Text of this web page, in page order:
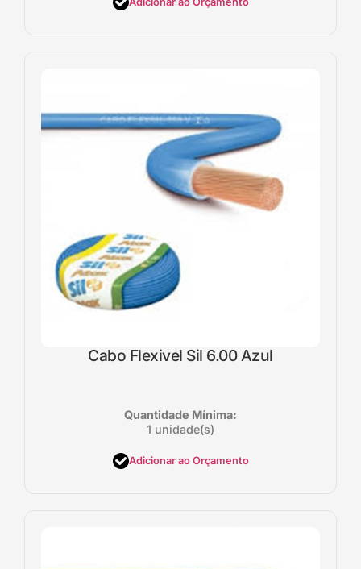
Cabo Flexivel Sil 6.00 Azul
Quantidade Mínima:
1 unidade(s)
Adicionar ao Orçamento